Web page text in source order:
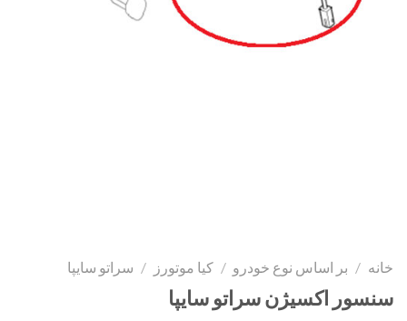
خانه / بر اساس نوع خودرو / کیا موتورز / سراتو سایپا
سنسور اکسیژن سراتو سایپا